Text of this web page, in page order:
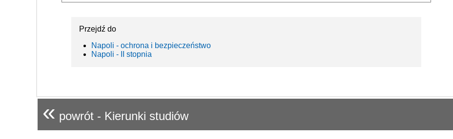
Przejdź do
Napoli - ochrona i bezpieczeństwo
Napoli - II stopnia
« powrót - Kierunki studiów